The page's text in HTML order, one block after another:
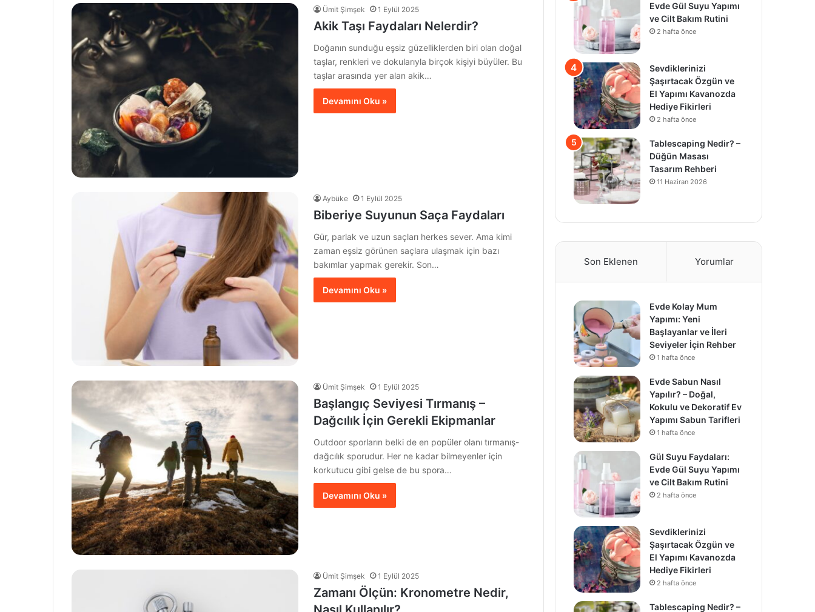
Ümit Şimşek 1 Eylül 2025
Akik Taşı Faydaları Nelerdir?
Doğanın sunduğu eşsiz güzelliklerden biri olan doğal
taşlar, renkleri ve dokularıyla birçok kişiyi büyüler. Bu
taşlar arasında yer alan akik…
Devamını Oku »
Aybüke 1 Eylül 2025
Biberiye Suyunun Saça Faydaları
Gür, parlak ve uzun saçları herkes sever. Ama kimi
zaman eşsiz görünen saçlara ulaşmak için bazı
bakımlar yapmak gerekir. Son…
Devamını Oku »
Ümit Şimşek 1 Eylül 2025
Başlangıç Seviyesi Tırmanış –
Dağcılık İçin Gerekli Ekipmanlar
Outdoor sporların belki de en popüler olanı tırmanış-
dağcılık sporudur. Her ne kadar bilmeyenler için
korkutucu gibi gelse de bu spora…
Devamını Oku »
Ümit Şimşek 1 Eylül 2025
Zamanı Ölçün: Kronometre Nedir,
Evde Gül Suyu Yapımı
ve Cilt Bakım Rutini
2 hafta önce
Sevdiklerinizi
Şaşırtacak Özgün ve
El Yapımı Kavanozda
Hediye Fikirleri
2 hafta önce
Tablescaping Nedir? –
Düğün Masası
Tasarım Rehberi
11 Haziran 2026
Son Eklenen Yorumlar
Evde Kolay Mum
Yapımı: Yeni
Başlayanlar ve İleri
Seviyeler İçin Rehber
1 hafta önce
Evde Sabun Nasıl
Yapılır? – Doğal,
Kokulu ve Dekoratif Ev
Yapımı Sabun Tarifleri
1 hafta önce
Gül Suyu Faydaları:
Evde Gül Suyu Yapımı
ve Cilt Bakım Rutini
2 hafta önce
Sevdiklerinizi
Şaşırtacak Özgün ve
El Yapımı Kavanozda
Hediye Fikirleri
2 hafta önce
Tablescaping Nedir? –